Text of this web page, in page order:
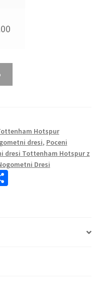
Hotspur
dresi, Poceni
dresi Tottenham Hotspur z
Dresi
S